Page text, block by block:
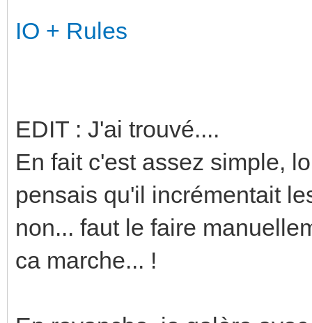
IO + Rules
EDIT : J'ai trouvé....
En fait c'est assez simple,
pensais qu'il incrémentait
non... faut le faire
ca marche... !